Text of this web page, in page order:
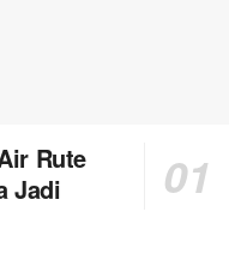
Rute
Jadi